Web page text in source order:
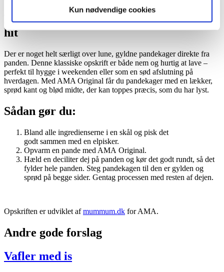
Kun nødvendige cookies
Pandekager – klassiske, nemme og altid et
hit
Der er noget helt særligt over lune, gyldne pandekager direkte fra
panden. Denne klassiske opskrift er både nem og hurtig at lave –
perfekt til hygge i weekenden eller som en sød afslutning på
hverdagen. Med AMA Original får du pandekager med en lækker,
sprød kant og blød midte, der kan toppes præcis, som du har lyst.
Sådan gør du:
Bland alle ingredienserne i en skål og pisk det
godt sammen med en elpisker.
Opvarm en pande med AMA Original.
Hæld en deciliter dej på panden og kør det godt rundt, så det
fylder hele panden. Steg pandekagen til den er gylden og
sprød på begge sider. Gentag processen med resten af dejen.
Opskriften er udviklet afmummum.dk for AMA.
Andre gode forslag
Vafler med is